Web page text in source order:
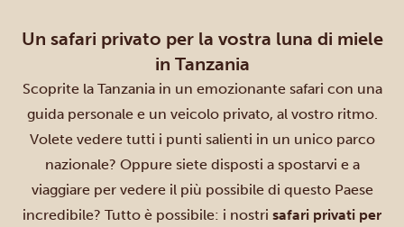
Un safari privato per la vostra luna di miele
in Tanzania
Scoprite la Tanzania in un emozionante safari con una
guida personale e un veicolo privato, al vostro ritmo.
Volete vedere tutti i punti salienti in un unico parco
nazionale? Oppure siete disposti a spostarvi e a
viaggiare per vedere il più possibile di questo Paese
incredibile? Tutto è possibile: i nostri safari privati per